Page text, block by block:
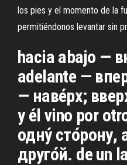
los pies y el momento de la
permitiéndonos levantar sin
hacia abajo —
adelante —
— наве́рх;
y él vino por
одну́ сто́рону,
друго́й. de un